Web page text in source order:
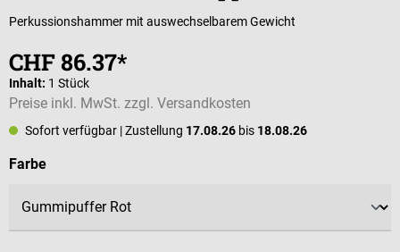
Perkussionshammer mit auswechselbarem Gewicht
CHF 86.37*
Inhalt: 1 Stück
Preise inkl. MwSt. zzgl. Versandkosten
Sofort verfügbar | Zustellung 17.08.26 bis 18.08.26
Farbeauswählen